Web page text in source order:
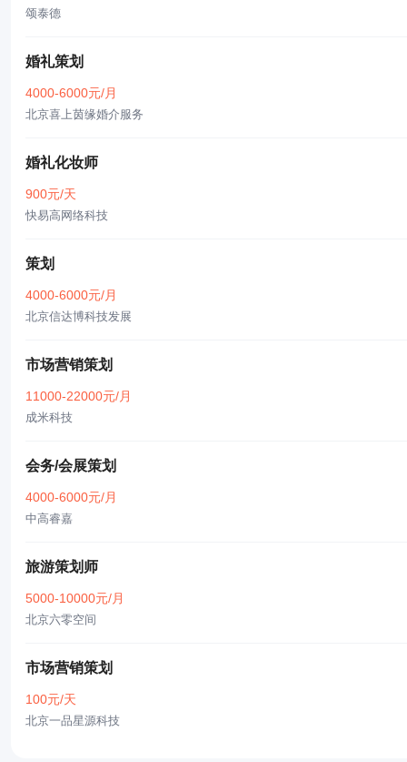
颂泰德
婚礼策划
4000-6000元/月
北京喜上茵缘婚介服务
婚礼化妆师
900元/天
快易高网络科技
策划
4000-6000元/月
北京信达博科技发展
市场营销策划
11000-22000元/月
成米科技
会务/会展策划
4000-6000元/月
中高睿嘉
旅游策划师
5000-10000元/月
北京六零空间
市场营销策划
100元/天
北京一品星源科技